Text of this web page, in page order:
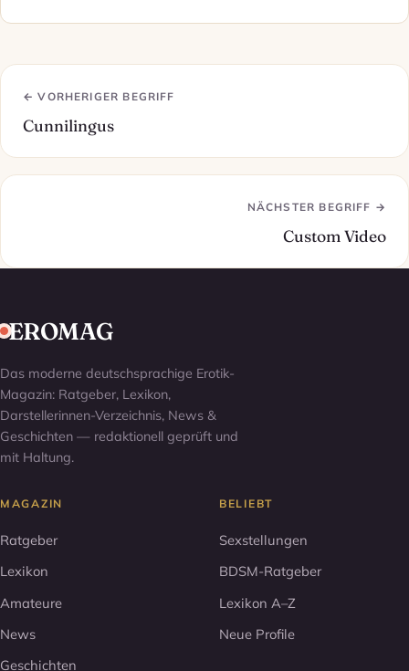
← VORHERIGER BEGRIFF
Cunnilingus
NÄCHSTER BEGRIFF →
Custom Video
EROMAG
Das moderne deutschsprachige Erotik-
Magazin: Ratgeber, Lexikon,
Darstellerinnen-Verzeichnis, News &
Geschichten — redaktionell geprüft und
mit Haltung.
MAGAZIN
Ratgeber
Lexikon
Amateure
News
Geschichten
BELIEBT
Sexstellungen
BDSM-Ratgeber
Lexikon A–Z
Neue Profile